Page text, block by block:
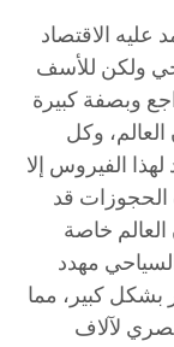
الاقتصاد
ولكن للأسف
وبصفة كبيرة
وكل
الفيروس إلا
الحجوزات قد
خاصة
مهدد
بشكل كبير، مما
لآلاف